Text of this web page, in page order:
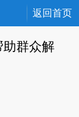
返回首页
群众解